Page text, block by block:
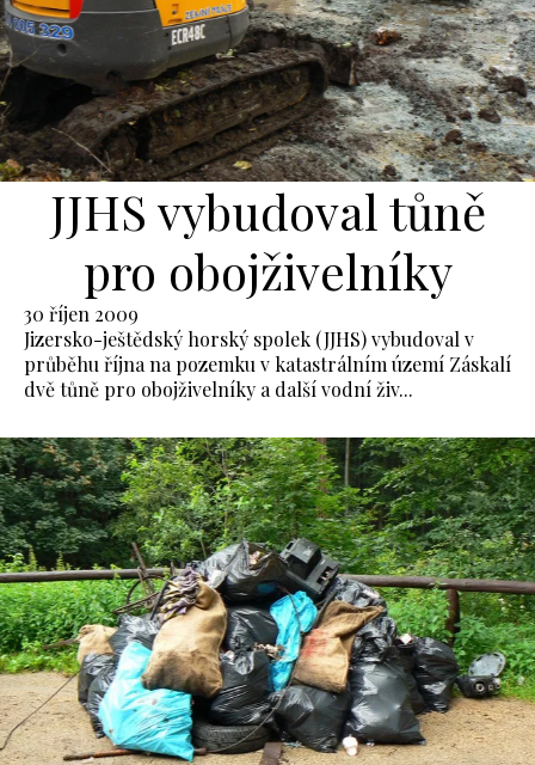
JJHS vybudoval tůně
pro obojživelníky
30 říjen 2009
Jizersko-ještědský horský spolek (JJHS) vybudoval v
průběhu října na pozemku v katastrálním území Záskalí
dvě tůně pro obojživelníky a další vodní živ...